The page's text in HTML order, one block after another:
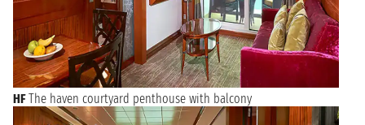
HF The haven courtyard penthouse with balcony